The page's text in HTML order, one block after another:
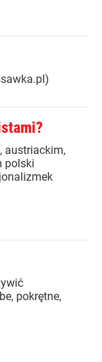
austriackim,
polski
pokrętne,